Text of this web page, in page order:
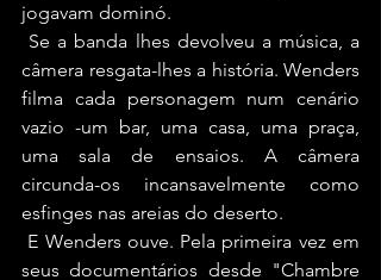
jogavam dominó.
câmera resgata-lhes a história. Wenders
filma cada personagem num cenário
vazio -um bar, uma casa, uma praça,
uma sala de ensaios. A câmera
circunda-os incansavelmente como
esfinges nas areias do deserto.
seus documentários desde "Chambre